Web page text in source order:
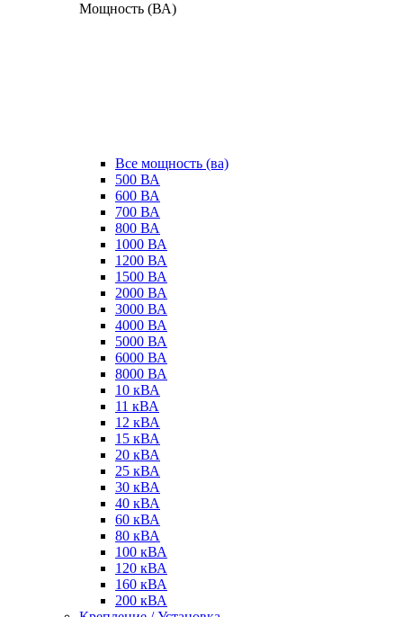
Мощность (ВА)
Все мощность (ва)
500 ВА
600 ВА
700 ВА
800 ВА
1000 ВА
1200 ВА
1500 ВА
2000 ВА
3000 ВА
4000 ВА
5000 ВА
6000 ВА
8000 ВА
10 кВА
11 кВА
12 кВА
15 кВА
20 кВА
25 кВА
30 кВА
40 кВА
60 кВА
80 кВА
100 кВА
120 кВА
160 кВА
200 кВА